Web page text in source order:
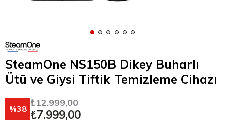
SteamOne NS150B Dikey Buharlı
Ütü ve Giysi Tiftik Temizleme Cihazı
38
₺12.999,00
₺7.999,00